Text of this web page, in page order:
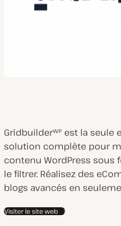
Gridbuilderᵂᴾ est la seule
solution complète pour
contenu WordPress sous
le filtrer. Réalisez des
blogs avancés en
Visiter le site web